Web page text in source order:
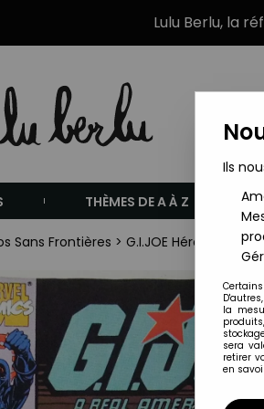
Lulu Berlu, la
THÈMES DE A À Z
Sans Frontières > G.I.JOE Héros Sans
Ils
la
sera
retirer
en